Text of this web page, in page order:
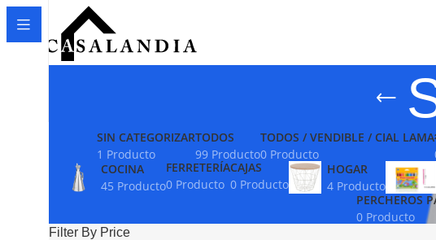
SIN CATEGORIZAR
1 Producto
TODOS
99 Producto
TODOS / VENDIBLE / CIAL LAMA
0 Producto
COCINA
45 Producto
FERRETERÍA
0 Producto
CAJAS
0 Producto
HOGAR
4 Producto
PERCHEROS
0 Producto
Filter By Price